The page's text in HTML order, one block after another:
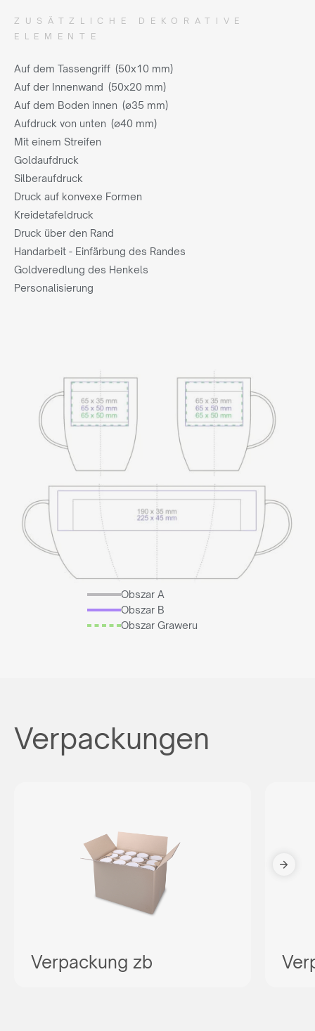
ZUSÄTZLICHE DEKORATIVE
ELEMENTE
Auf dem Tassengriff (50x10 mm)
Auf der Innenwand (50x20 mm)
Auf dem Boden innen (ø35 mm)
Aufdruck von unten (ø40 mm)
Mit einem Streifen
Goldaufdruck
Silberaufdruck
Druck auf konvexe Formen
Kreidetafeldruck
Druck über den Rand
Handarbeit - Einfärbung des Randes
Goldveredlung des Henkels
Personalisierung
Obszar A
Obszar B
Obszar Graweru
Verpackungen
Verpackung zb